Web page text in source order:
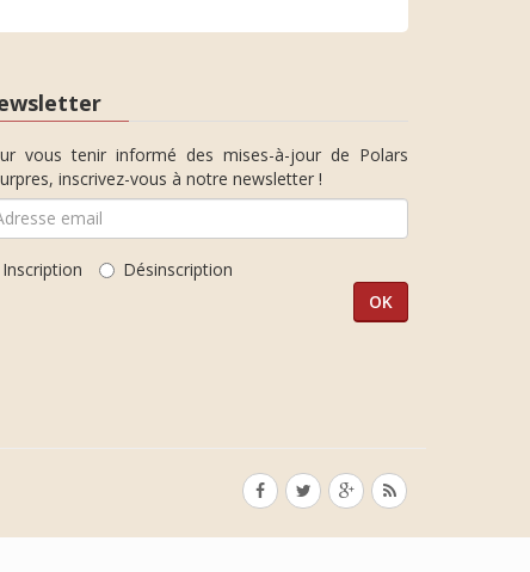
vous tenir informé des mises-à-jour de Polars
inscrivez-vous à notre newsletter !
Inscription Désinscription